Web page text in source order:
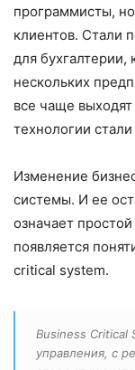
программисты,
клиентов. Стали
для бухгалтерии,
нескольких
все чаще
технологии
Изменение
системы. И ее
означает
появляется
critical system.
Business Сritical
управления, с